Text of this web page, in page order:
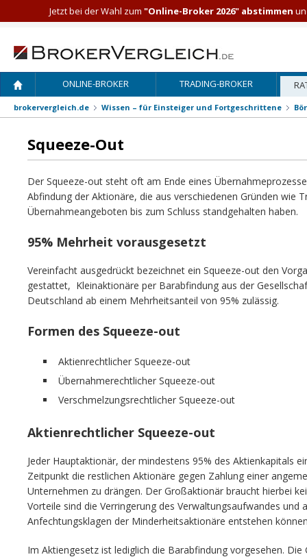
ONLINE-BROKER TRADING-BROKER
brokervergleich.de Wissen – für Einsteiger und Fortgeschrittene
Squeeze-Out
Der Squeeze-out steht oft am Ende eines
Abfindung der Aktionäre, die aus verschiedenen Gründen wie
Übernahmeangeboten bis zum Schluss standgehalten haben.
95% Mehrheit vorausgesetzt
Vereinfacht ausgedrückt bezeichnet ein Squeeze-out den
gestattet, Kleinaktionäre per Barabfindung aus der
Deutschland ab einem Mehrheitsanteil von 95% zulässig.
Formen des Squeeze-out
Aktienrechtlicher Squeeze-out
Übernahmerechtlicher Squeeze-out
Verschmelzungsrechtlicher Squeeze-out
Aktienrechtlicher Squeeze-out
Jeder Hauptaktionär, der mindestens 95% des Aktienkapitals
Zeitpunkt die restlichen Aktionäre gegen Zahlung einer
Unternehmen zu drängen. Der Großaktionär braucht hierbei
Vorteile sind die Verringerung des Verwaltungsaufwandes und
Anfechtungsklagen der Minderheitsaktionäre entstehen
Im Aktiengesetz ist lediglich die Barabfindung vorgesehen.
Jetzt bei der Wahl zum "Online-Broker 2026" abstimmen